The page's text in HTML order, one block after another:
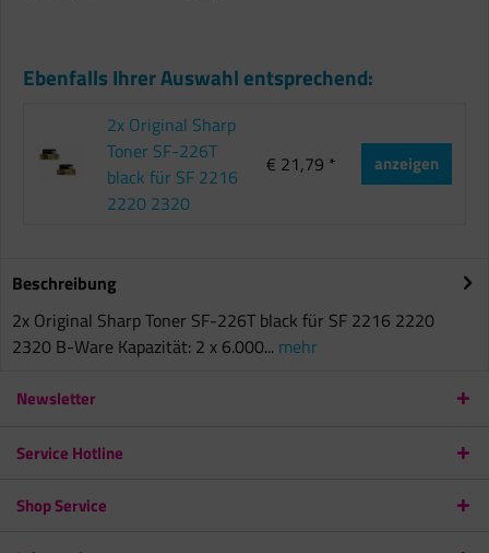
Ebenfalls Ihrer Auswahl entsprechend:
2x Original Sharp
Toner SF-226T
black für SF 2216
2220 2320
€ 21,79 * anzeigen
Beschreibung
2x Original Sharp Toner SF-226T black für SF 2216 2220
2320 B-Ware Kapazität: 2 x 6.000... mehr
Newsletter
Service Hotline
Shop Service